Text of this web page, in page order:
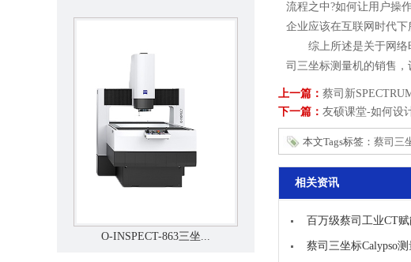
O-INSPECT-863三坐...
流程之中?如何让用户操
企业应该在互联网时代下
综上所述是关于网络时
司三坐标测量机的销售
上一篇： 蔡司新
下一篇： 友硕课堂-如何设
本文Tags标签： 蔡司三
相关资讯
百万级蔡司工业CT
蔡司三坐标Calypso